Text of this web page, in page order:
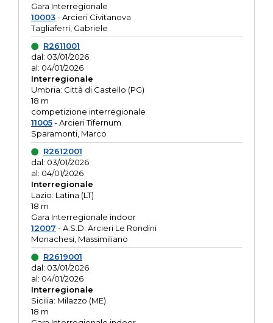
Gara Interregionale
10003- Arcieri Civitanova
Tagliaferri, Gabriele
R2611001
dal: 03/01/2026
al: 04/01/2026
Interregionale
Umbria: Città di Castello (PG)
18 m
competizione interregionale
11005- Arcieri Tifernum
Sparamonti, Marco
R2612001
dal: 03/01/2026
al: 04/01/2026
Interregionale
Lazio: Latina (LT)
18 m
Gara Interregionale indoor
12007 - A.S.D. Arcieri Le Rondini
Monachesi, Massimiliano
R2619001
dal: 03/01/2026
al: 04/01/2026
Interregionale
Sicilia: Milazzo (ME)
18 m